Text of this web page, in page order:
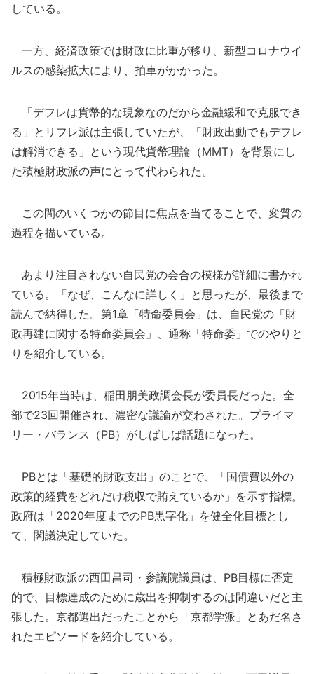
している。
一方、経済政策では財政に比重が移り、新型コロナウイ
ルスの感染拡大により、拍車がかかった。
「デフレは貨幣的な現象なのだから金融緩和で克服でき
る」とリフレ派は主張していたが、「財政出動でもデフレ
は解消できる」という現代貨幣理論（MMT）を背景にし
た積極財政派の声にとって代わられた。
この間のいくつかの節目に焦点を当てることで、変質の
過程を描いている。
あまり注目されない自民党の会合の模様が詳細に書かれ
ている。「なぜ、こんなに詳しく」と思ったが、最後まで
読んで納得した。第1章「特命委員会」は、自民党の「財
政再建に関する特命委員会」、通称「特命委」でのやりと
りを紹介している。
2015年当時は、稲田朋美政調会長が委員長だった。全
部で23回開催され、濃密な議論が交わされた。プライマ
リー・バランス（PB）がしばしば話題になった。
PBとは「基礎的財政支出」のことで、「国債費以外の
政策的経費をどれだけ税収で賄えているか」を示す指標。
政府は「2020年度までのPB黒字化」を健全化目標とし
て、閣議決定していた。
積極財政派の西田昌司・参議院議員は、PB目標に否定
的で、目標達成のために歳出を抑制するのは間違いだと主
張した。京都選出だったことから「京都学派」とあだ名さ
れたエピソードを紹介している。